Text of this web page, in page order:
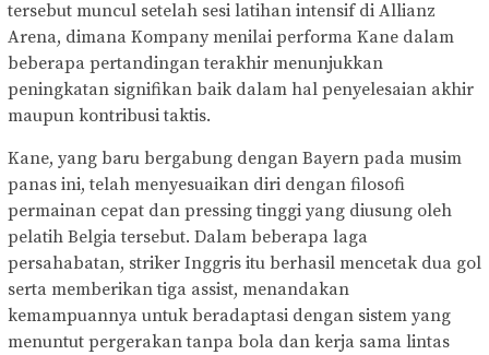
tersebut muncul setelah sesi latihan intensif di Allianz
Arena, dimana Kompany menilai performa Kane dalam
beberapa pertandingan terakhir menunjukkan
peningkatan signifikan baik dalam hal penyelesaian akhir
maupun kontribusi taktis.
Kane, yang baru bergabung dengan Bayern pada musim
panas ini, telah menyesuaikan diri dengan filosofi
permainan cepat dan pressing tinggi yang diusung oleh
pelatih Belgia tersebut. Dalam beberapa laga
persahabatan, striker Inggris itu berhasil mencetak dua gol
serta memberikan tiga assist, menandakan
kemampuannya untuk beradaptasi dengan sistem yang
menuntut pergerakan tanpa bola dan kerja sama lintas